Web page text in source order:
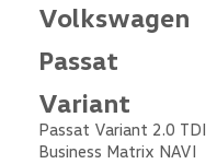
Volkswagen
Passat
Variant
Passat Variant 2.0 TDI
Business Matrix NAVI